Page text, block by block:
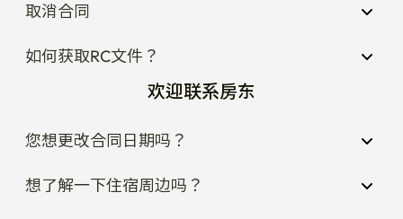
取消合同
如何获取RC文件？
欢迎联系房东
您想更改合同日期吗？
想了解一下住宿周边吗？